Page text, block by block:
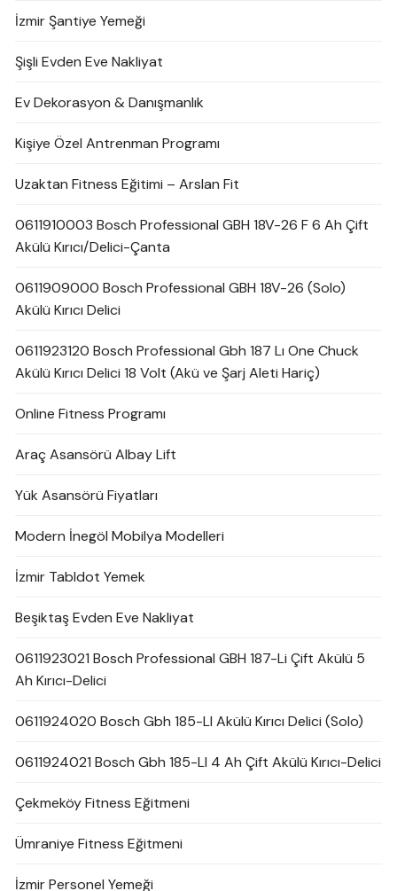
İzmir Şantiye Yemeği
Şişli Evden Eve Nakliyat
Ev Dekorasyon & Danışmanlık
Kişiye Özel Antrenman Programı
Uzaktan Fitness Eğitimi – Arslan Fit
0611910003 Bosch Professional GBH 18V-26 F 6 Ah Çift
Akülü Kırıcı/Delici-Çanta
0611909000 Bosch Professional GBH 18V-26 (Solo)
Akülü Kırıcı Delici
0611923120 Bosch Professional Gbh 187 Lı One Chuck
Akülü Kırıcı Delici 18 Volt (Akü ve Şarj Aleti Hariç)
Online Fitness Programı
Araç Asansörü Albay Lift
Yük Asansörü Fiyatları
Modern İnegöl Mobilya Modelleri
İzmir Tabldot Yemek
Beşiktaş Evden Eve Nakliyat
0611923021 Bosch Professional GBH 187-Li Çift Akülü 5
Ah Kırıcı-Delici
0611924020 Bosch Gbh 185-LI Akülü Kırıcı Delici (Solo)
0611924021 Bosch Gbh 185-LI 4 Ah Çift Akülü Kırıcı-Delici
Çekmeköy Fitness Eğitmeni
Ümraniye Fitness Eğitmeni
İzmir Personel Yemeği